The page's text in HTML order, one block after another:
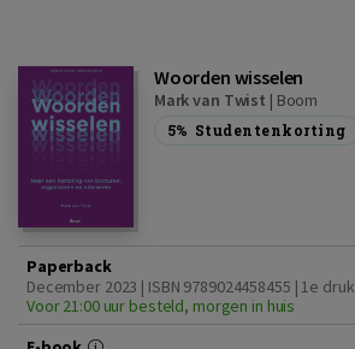
Woorden wisselen
Mark van Twist | Boom
5% Studentenkorting
Paperback
December 2023 | ISBN 9789024458455 | 1e druk
Voor 21:00 uur besteld, morgen in huis